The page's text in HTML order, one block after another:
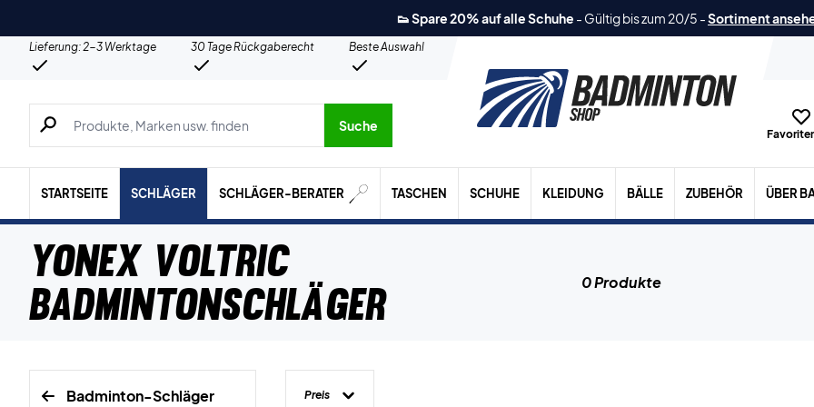
👟 Spare 20% auf alle Schuhe - Gültig bis zum 20/5 -Sortiment
Lieferung: 2-3 Werktage 30 Tage Rückgaberecht
Beste Auswahl
Suche nach Produkten, Marken usw.
Suche
STARTSEITE SCHLÄGER SCHLÄGER-BERATER TASCHEN SCHUHE KLEIDUNG BÄLLE ZUBEHÖR ÜBER
Yonex Voltric
Badmintonschläger
0 Produkte
Badminton-Schläger Preis